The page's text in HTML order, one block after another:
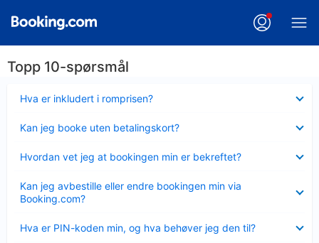
Topp 10-spørsmål
Hva er inkludert i romprisen?
mindre
Kan jeg booke uten betalingskort?
mindre
Hvordan vet jeg at bookingen min er bekreftet?
mindre
Kan jeg avbestille eller endre bookingen min via
Booking.com?
mindre
Hva er PIN-koden min, og hva behøver jeg den til?
mindre